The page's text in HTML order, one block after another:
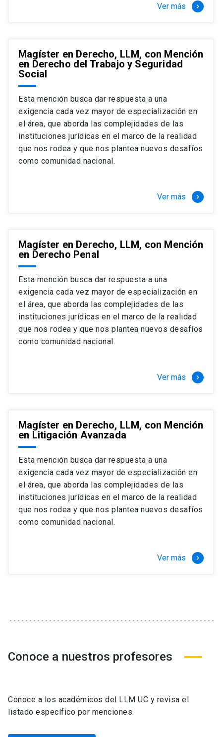
Ver más keyboard_arrow_right
Magíster en Derecho, LLM, con Mención
en Derecho del Trabajo y Seguridad
Social
Esta mención busca dar respuesta a una
exigencia cada vez mayor de especialización en
el área, que aborda las complejidades de las
instituciones jurídicas en el marco de la realidad
que nos rodea y que nos plantea nuevos desafíos
como comunidad nacional.
Ver más keyboard_arrow_right
Magíster en Derecho, LLM, con Mención
en Derecho Penal
Esta mención busca dar respuesta a una
exigencia cada vez mayor de especialización en
el área, que aborda las complejidades de las
instituciones jurídicas en el marco de la realidad
que nos rodea y que nos plantea nuevos desafíos
como comunidad nacional.
Ver más keyboard_arrow_right
Magíster en Derecho, LLM, con Mención
en Litigación Avanzada
Esta mención busca dar respuesta a una
exigencia cada vez mayor de especialización en
el área, que aborda las complejidades de las
instituciones jurídicas en el marco de la realidad
que nos rodea y que nos plantea nuevos desafíos
como comunidad nacional.
Ver más keyboard_arrow_right
Conoce a nuestros profesores
Conoce a los académicos del LLM UC y revisa el
listado específico por menciones.